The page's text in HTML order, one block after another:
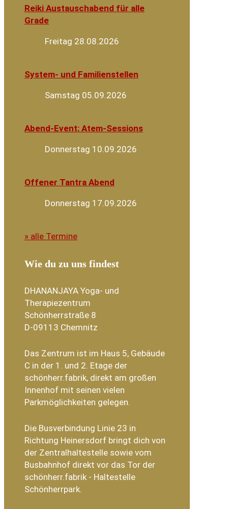
Reiki Austauschabend für alle
Grade
Freitag 28.08.2026
System- und Familienstellen
Samstag 05.09.2026
Abend-Event: Atem-Sessions
Donnerstag 10.09.2026
Offener Tantra Abend
Donnerstag 17.09.2026
» alle Termine
Wie du zu uns findest
DHANANJAYA Yoga- und
Therapiezentrum
Schönherrstraße 8
D-09113 Chemnitz
Das Zentrum ist im Haus 5, Gebäude
C in der 1. und 2. Etage der
schönherr.fabrik, direkt am großen
Innenhof mit seinen vielen
Parkmöglichkeiten gelegen.
Die Busverbindung Linie 23 in
Richtung Heinersdorf bringt dich von
der Zentralhaltestelle sowie vom
Busbahnhof direkt vor das Tor der
schönherr.fabrik - Haltestelle
Schönherrpark.